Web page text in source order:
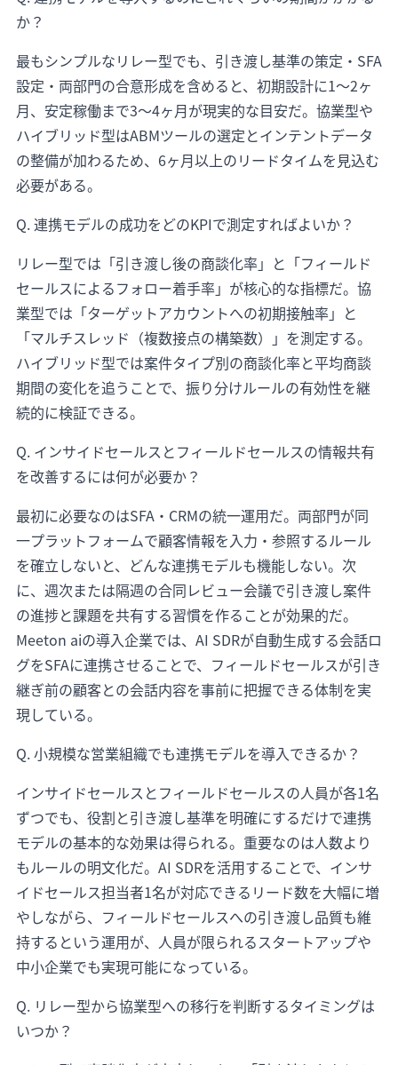
か？
最もシンプルなリレー型でも、引き渡し基準の策定・SFA
設定・両部門の合意形成を含めると、初期設計に1〜2ヶ
月、安定稼働まで3〜4ヶ月が現実的な目安だ。協業型や
ハイブリッド型はABMツールの選定とインテントデータ
の整備が加わるため、6ヶ月以上のリードタイムを見込む
必要がある。
Q. 連携モデルの成功をどのKPIで測定すればよいか？
リレー型では「引き渡し後の商談化率」と「フィールド
セールスによるフォロー着手率」が核心的な指標だ。協
業型では「ターゲットアカウントへの初期接触率」と
「マルチスレッド（複数接点の構築数）」を測定する。
ハイブリッド型では案件タイプ別の商談化率と平均商談
期間の変化を追うことで、振り分けルールの有効性を継
続的に検証できる。
Q. インサイドセールスとフィールドセールスの情報共有
を改善するには何が必要か？
最初に必要なのはSFA・CRMの統一運用だ。両部門が同
一プラットフォームで顧客情報を入力・参照するルール
を確立しないと、どんな連携モデルも機能しない。次
に、週次または隔週の合同レビュー会議で引き渡し案件
の進捗と課題を共有する習慣を作ることが効果的だ。
Meeton aiの導入企業では、AI SDRが自動生成する会話ロ
グをSFAに連携させることで、フィールドセールスが引き
継ぎ前の顧客との会話内容を事前に把握できる体制を実
現している。
Q. 小規模な営業組織でも連携モデルを導入できるか？
インサイドセールスとフィールドセールスの人員が各1名
ずつでも、役割と引き渡し基準を明確にするだけで連携
モデルの基本的な効果は得られる。重要なのは人数より
もルールの明文化だ。AI SDRを活用することで、インサ
イドセールス担当者1名が対応できるリード数を大幅に増
やしながら、フィールドセールスへの引き渡し品質も維
持するという運用が、人員が限られるスタートアップや
中小企業でも実現可能になっている。
Q. リレー型から協業型への移行を判断するタイミングは
いつか？